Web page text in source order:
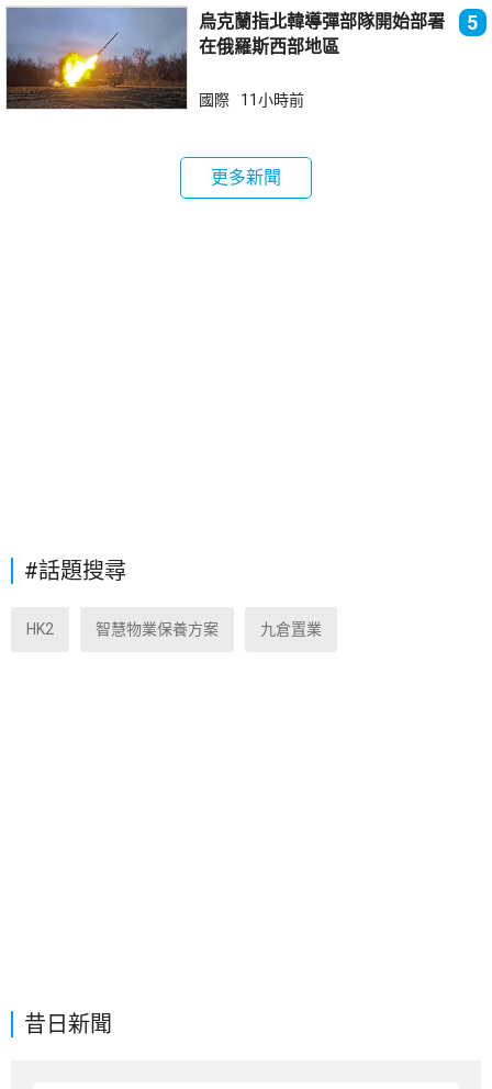
昔日新聞
烏克蘭指北韓導彈部隊開始部署
在俄羅斯西部地區
5
國際 11小時前
更多新聞
#話題搜尋
HK2 智慧物業保養方案 九倉置業